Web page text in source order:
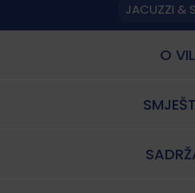
JACUZZI &
O